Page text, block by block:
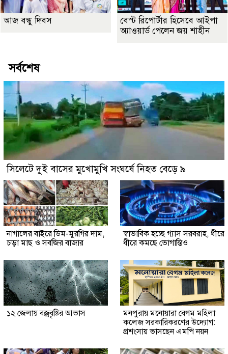
আজ বন্ধু দিবস
বেস্ট রিপোর্টার হিসেবে আইপা
অ্যাওয়ার্ড পেলেন জয় শাহীন
সর্বশেষ
সিলেটে দুই বাসের মুখোমুখি সংঘর্ষে নিহত বেড়ে ৯
নাগালের বাইরে ডিম-মুরগির দাম,
চড়া মাছ ও সবজির বাজার
স্বাভাবিক হচ্ছে গ্যাস সরবরাহ, ধীরে
ধীরে কমছে ভোগান্তিও
১২ জেলায় বজ্রবৃষ্টির আভাস
মনপুরায় মনোয়ারা বেগম মহিলা
কলেজ সরকারিকরণের উদ্যোগ:
প্রশংসায় ভাসছেন এমপি নয়ন